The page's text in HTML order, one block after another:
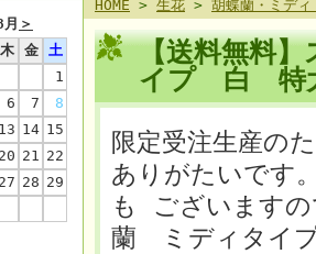
＞
木 金
土
1
6 7
8
13 14 15
20 21 22
27 28 29
HOME > 生花 > 胡蝶蘭・ミディ
【送料無料
イプ 白 特
限定受注生産の
ありがたいです
も ございます
蘭 ミディタイ